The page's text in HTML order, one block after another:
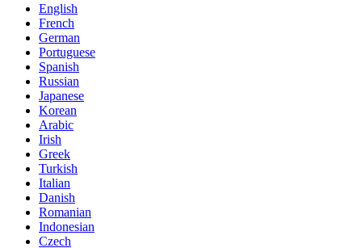
English
French
German
Portuguese
Spanish
Russian
Japanese
Korean
Arabic
Irish
Greek
Turkish
Italian
Danish
Romanian
Indonesian
Czech